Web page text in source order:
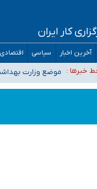
کار ایران
آخرین اخبار سیاسی اقتصادی
خبرها :
موضع وزارت بهداشت درباره ظرفیت پزشکی
تعویق آزمون